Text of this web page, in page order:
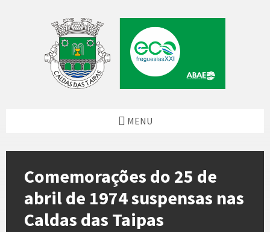
MENU
Comemorações do 25 de
abril de 1974 suspensas nas
Caldas das Taipas